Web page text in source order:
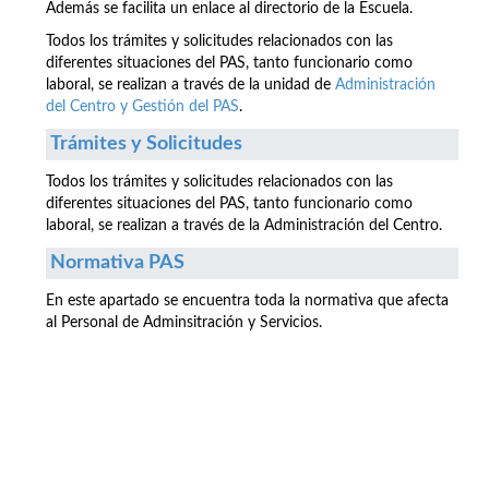
Además se facilita un enlace al directorio de la Escuela.
Todos los trámites y solicitudes relacionados con las
diferentes situaciones del PAS, tanto funcionario como
laboral, se realizan a través de la unidad de Administración
del Centro y Gestión del PAS.
Trámites y Solicitudes
Todos los trámites y solicitudes relacionados con las
diferentes situaciones del PAS, tanto funcionario como
laboral, se realizan a través de la Administración del Centro.
Normativa PAS
En este apartado se encuentra toda la normativa que afecta
al Personal de Adminsitración y Servicios.